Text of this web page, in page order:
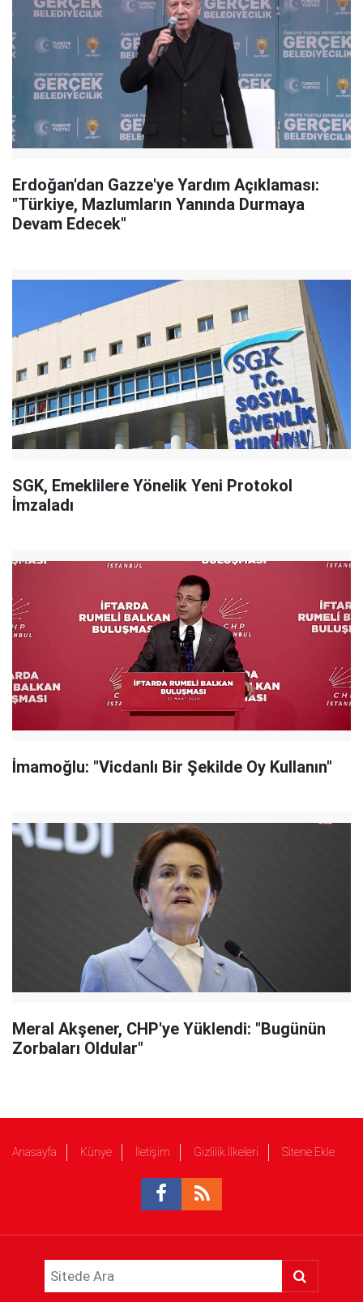
Erdoğan'dan Gazze'ye Yardım Açıklaması:
"Türkiye, Mazlumların Yanında Durmaya
Devam Edecek"
SGK, Emeklilere Yönelik Yeni Protokol
İmzaladı
İmamoğlu: "Vicdanlı Bir Şekilde Oy Kullanın"
Meral Akşener, CHP'ye Yüklendi: "Bugünün
Zorbaları Oldular"
Anasayfa Künye İletişim Gizlilik İlkeleri Sitene Ekle